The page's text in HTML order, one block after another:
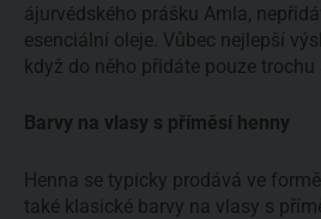
ájurvédského prášku Amla,
esenciální oleje. Vůbec nejlepší
když do něho přidáte pouze trochu
Barvy na vlasy s příměsí henny
Henna se typicky prodává ve
také klasické barvy na vlasy s